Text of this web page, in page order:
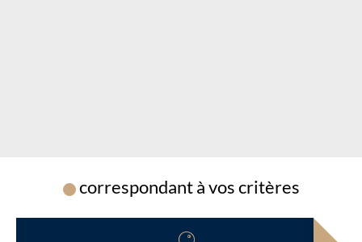
Chargement...
correspondant à vos critères